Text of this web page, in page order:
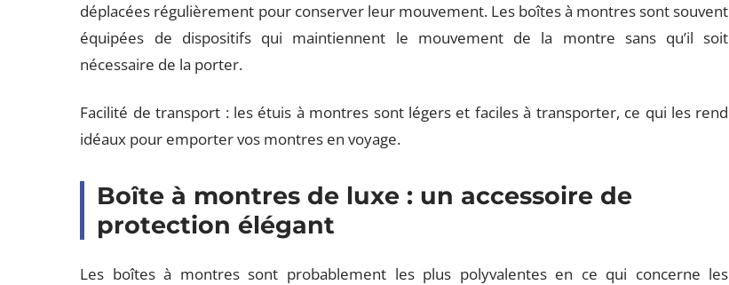
déplacées régulièrement pour conserver leur mouvement. Les boîtes à montres sont souvent
équipées de dispositifs qui maintiennent le mouvement de la montre sans qu’il soit
nécessaire de la porter.
Facilité de transport : les étuis à montres sont légers et faciles à transporter, ce qui les rend
idéaux pour emporter vos montres en voyage.
Boîte à montres de luxe : un accessoire de
protection élégant
Les boîtes à montres sont probablement les plus polyvalentes en ce qui concerne les